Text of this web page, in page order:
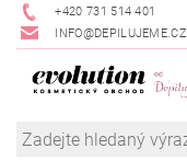
+420 731 514 401
INFO@DEPILUJEME.CZ